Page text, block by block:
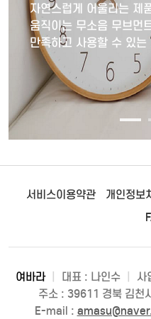
자연스럽게 어울리는 제
움직이는 무소음 무브먼
만족하고 사용할 수 있는
서비스이용약관 개인정보
여바라 대표 : 나인수 사
주소 : 39611 경북 김천
E-mail :